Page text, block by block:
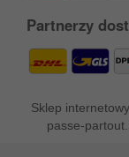
Partnerzy
Sklep
passe-partout.